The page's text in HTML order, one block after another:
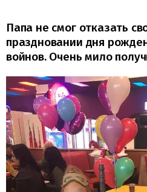
Папа не смог отказать
праздновании дня
войнов. Очень мило